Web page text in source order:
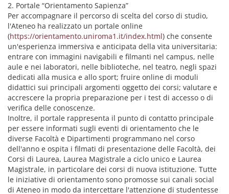
2. Portale “Orientamento Sapienza”
Per accompagnare il percorso di scelta del corso di studio,
l'Ateneo ha realizzato un portale online
(https://orientamento.uniroma1.it/index.html) che consente
un'esperienza immersiva e anticipata della vita universitaria:
entrare con immagini navigabili e filmanti nel campus, nelle
aule e nei laboratori, nelle biblioteche, nel teatro, negli spazi
dedicati alla musica e allo sport; fruire online di moduli
didattici sui principali argomenti oggetto dei corsi; valutare e
accrescere la propria preparazione per i test di accesso o di
verifica delle conoscenze.
Inoltre, il portale rappresenta il punto di contatto principale
per essere informati sugli eventi di orientamento che le
diverse Facoltà e Dipartimenti programmano nel corso
dell'anno e ospita i filmati di presentazione delle Facoltà, dei
Corsi di Laurea, Laurea Magistrale a ciclo unico e Laurea
Magistrale, in particolare dei corsi di nuova istituzione. Tutte
le iniziative di orientamento sono promosse sui canali social
di Ateneo in modo da intercettare l'attenzione di studentesse